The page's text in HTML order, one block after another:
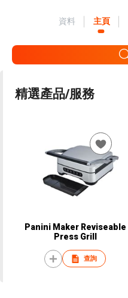
資料 主頁
精選產品/服務
Panini Maker Reviseable
Press Grill
查詢